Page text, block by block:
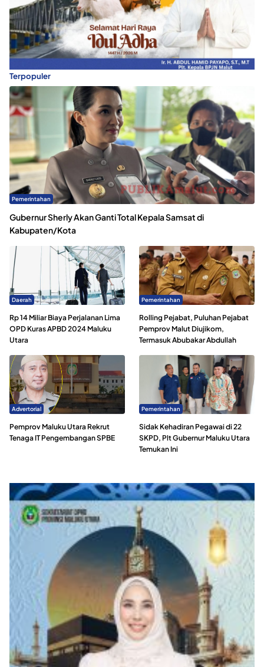
Terpopuler
Pemerintahan
Gubernur Sherly Akan Ganti Total Kepala Samsat di
Kabupaten/Kota
Daerah
Rp 14 Miliar Biaya Perjalanan Lima
OPD Kuras APBD 2024 Maluku
Utara
Pemerintahan
Rolling Pejabat, Puluhan Pejabat
Pemprov Malut Diujikom,
Termasuk Abubakar Abdullah
Advertorial
Pemprov Maluku Utara Rekrut
Tenaga IT Pengembangan SPBE
Pemerintahan
Sidak Kehadiran Pegawai di 22
SKPD, Plt Gubernur Maluku Utara
Temukan Ini